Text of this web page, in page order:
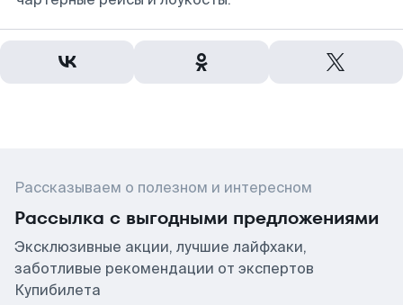
Рассказываем о полезном и интересном
Рассылка с выгодными предложениями
Эксклюзивные акции, лучшие лайфхаки,
заботливые рекомендации от экспертов
Купибилета